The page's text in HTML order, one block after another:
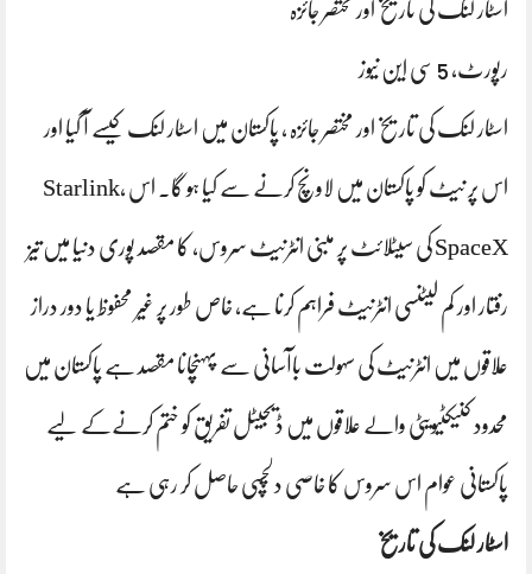
اسٹار لنک کی تاریخ اور مختصر جائزہ
رپورٹ، 5 سی این نیوز
اسٹار لنک کی تاریخ اور مختصر جائزہ ، پاکستان میں اسٹار لنک کیسے آ گیا اور
اس پر نیٹ کو پاکستان میں لاونچ کرنے سے کیا ہو گا. اس Starlink،
SpaceX کی سیٹلائٹ پر مبنی انٹرنیٹ سروس، کا مقصد پوری دنیا میں تیز
رفتار اور کم لیٹنسی انٹرنیٹ فراہم کرنا ہے، خاص طور پر غیر محفوظ یا دور دراز
علاقوں میں انٹرنیٹ کی سہولت باآسانی سے پہہنچانا مقصد ہے پاکستان میں
محدود کنیکٹیویٹی والے علاقوں میں ڈیجیٹل تفریق کو ختم کرنےکے لیے
پاکستانی عوام اس سروس کا خاصی دلچسپی حاصل کر رہی ہے
اسٹار لنک کی تاریخ